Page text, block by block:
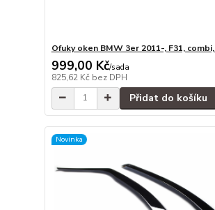
Ofuky oken BMW 3er 2011-, F31,
999,00 Kč/sada
825,62 Kč bez DPH
Přidat do košíku
Novinka